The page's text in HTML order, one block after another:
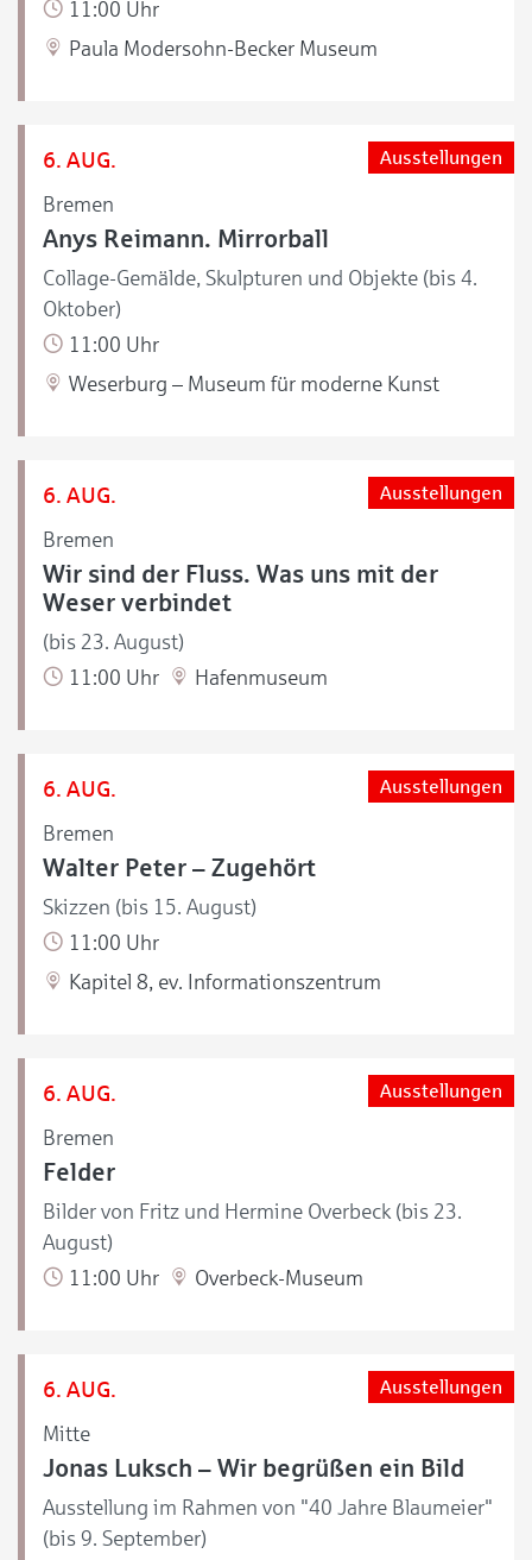
11:00 Uhr
Paula Modersohn-Becker Museum
6. AUG.
Bremen
Ausstellungen
Anys Reimann. Mirrorball
Collage-Gemälde, Skulpturen und Objekte (bis 4.
Oktober)
11:00 Uhr
Weserburg – Museum für moderne Kunst
6. AUG.
Bremen
Ausstellungen
Wir sind der Fluss. Was uns mit der
Weser verbindet
(bis 23. August)
11:00 Uhr
Hafenmuseum
6. AUG.
Bremen
Ausstellungen
Walter Peter – Zugehört
Skizzen (bis 15. August)
11:00 Uhr
Kapitel 8, ev. Informationszentrum
6. AUG.
Bremen
Ausstellungen
Felder
Bilder von Fritz und Hermine Overbeck (bis 23.
August)
11:00 Uhr
Overbeck-Museum
6. AUG.
Mitte
Ausstellungen
Jonas Luksch – Wir begrüßen ein Bild
Ausstellung im Rahmen von "40 Jahre Blaumeier"
(bis 9. September)